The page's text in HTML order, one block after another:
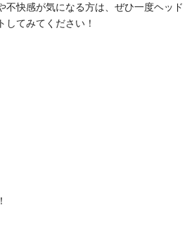
不快感が気になる方は、ぜひ一度ヘッド
してみてください！